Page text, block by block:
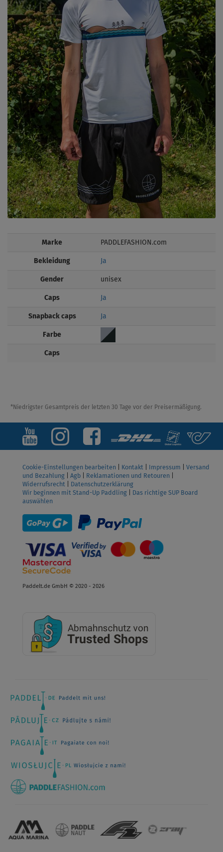
Marke PADDLEFASHION.com
Bekleidung Ja
Gender unisex
Caps Ja
Snapback caps Ja
Farbe
Caps
*Niedrigster Gesamtpreis der letzten 30 Tage vor der Preisermäßigung.
Cookie-Einstellungen bearbeiten Kontakt Impressum
Versand
und Bezahlung
Agb Reklamationen und Retouren
Widerrufsrecht
Datenschutzerklärung
Wir beginnen mit Stand-Up Paddling
Das richtige SUP Board
auswählen
Paddelt.de GmbH © 2020 - 2026